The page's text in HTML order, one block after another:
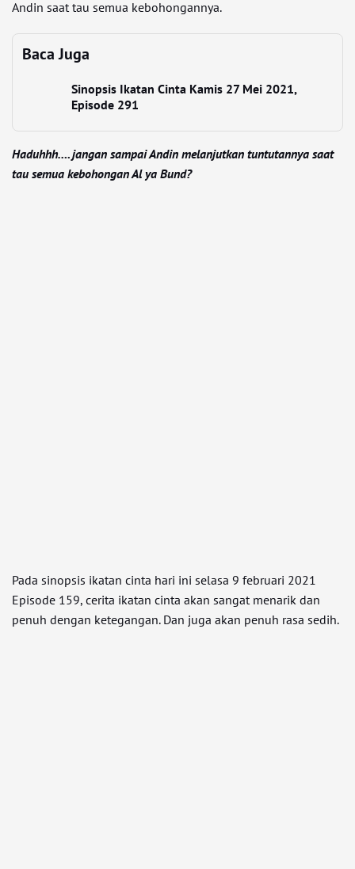
Andin saat tau semua kebohongannya.
Baca Juga
Sinopsis Ikatan Cinta Kamis 27 Mei 2021,
Episode 291
Haduhhh…. jangan sampai Andin melanjutkan tuntutannya saat
tau semua kebohongan Al ya Bund?
Pada sinopsis ikatan cinta hari ini selasa 9 februari 2021
Episode 159, cerita ikatan cinta akan sangat menarik dan
penuh dengan ketegangan. Dan juga akan penuh rasa sedih.